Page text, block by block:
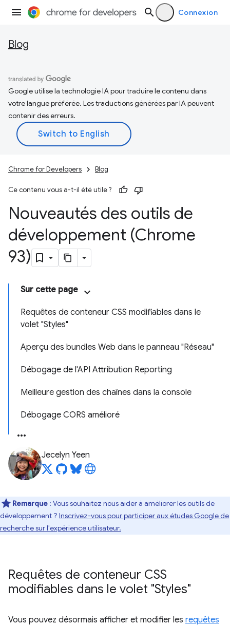
Connexion
Blog
Google utilise la technologie IA pour traduire le contenu dans
votre langue préférée. Les traductions générées par IA peuvent
contenir des erreurs.
Chrome for Developers Blog
Ce contenu vous a-t-il été utile ?
Nouveautés des outils de
développement (Chrome
93)
Sur cette page
Requêtes de conteneur CSS modifiables dans le
volet "Styles"
Aperçu des bundles Web dans le panneau "Réseau"
Débogage de l'API Attribution Reporting
Meilleure gestion des chaînes dans la console
Débogage CORS amélioré
Jecelyn Yeen
Remarque : Vous souhaitez nous aider à améliorer les outils de
développement ? Inscrivez-vous pour participer aux études Google de
recherche sur l'expérience utilisateur.
Requêtes de conteneur CSS
modifiables dans le volet "Styles"
Vous pouvez désormais afficher et modifier les requêtes